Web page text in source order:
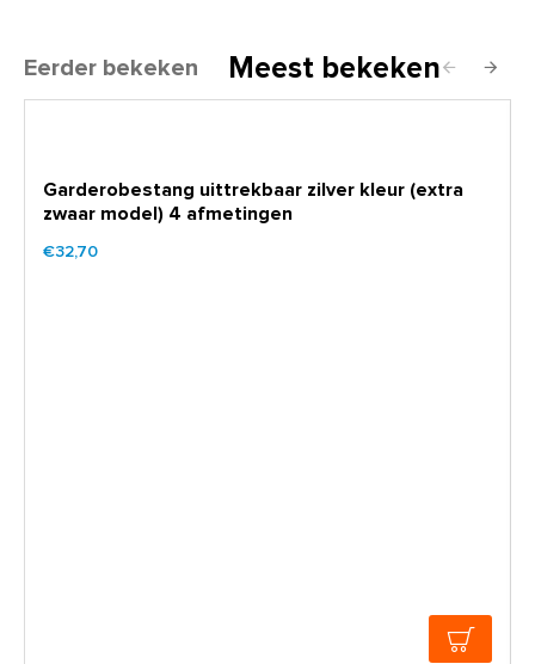
Eerder bekeken Meest bekeken
Garderobestang uittrekbaar zilver kleur (extra
zwaar model) 4 afmetingen
€32,70